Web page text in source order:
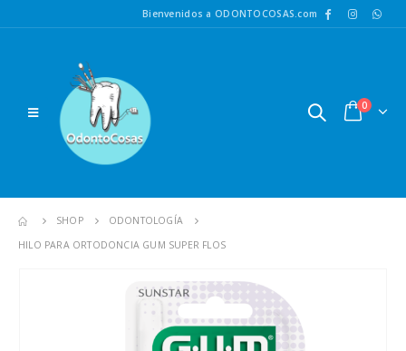
Bienvenidos a ODONTOCOSAS.com
0
SHOP
ODONTOLOGÍA
HILO PARA ORTODONCIA GUM SUPER FLOS